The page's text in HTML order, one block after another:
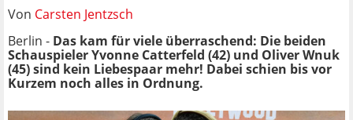
Von Carsten Jentzsch
Berlin - Das kam für viele überraschend: Die beiden
Schauspieler Yvonne Catterfeld (42) und Oliver Wnuk
(45) sind kein Liebespaar mehr! Dabei schien bis vor
Kurzem noch alles in Ordnung.